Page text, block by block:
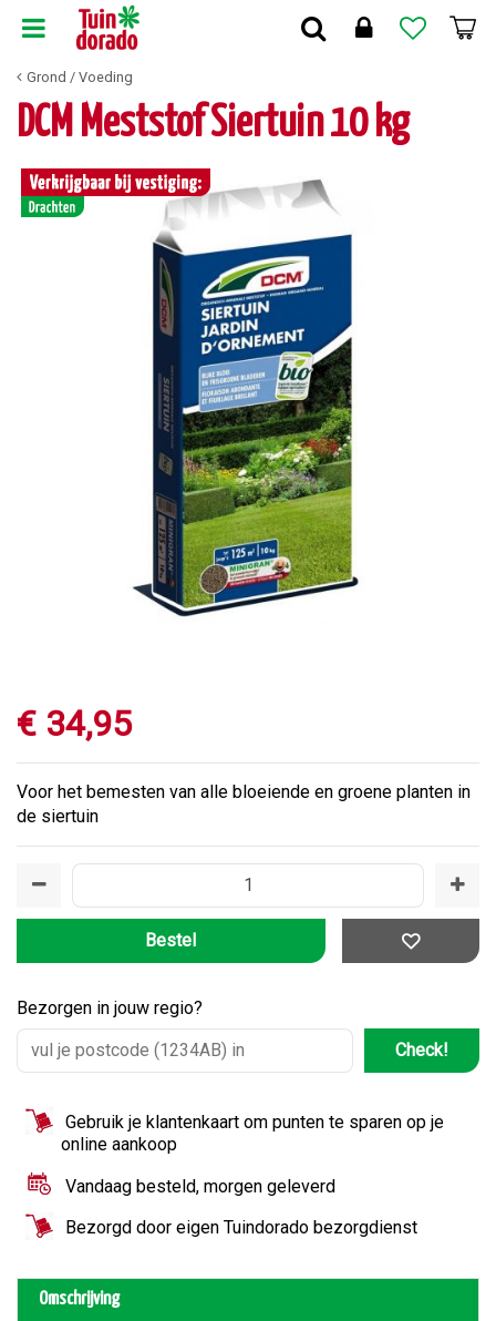
Grond / Voeding
DCM Meststof Siertuin 10 kg
€ 34,95
Voor het bemesten van alle bloeiende en groene planten in
de siertuin
Bezorgen in jouw regio?
Check!
Gebruik je klantenkaart om punten te sparen op je
online aankoop
Vandaag besteld, morgen geleverd
Bezorgd door eigen Tuindorado bezorgdienst
Omschrijving